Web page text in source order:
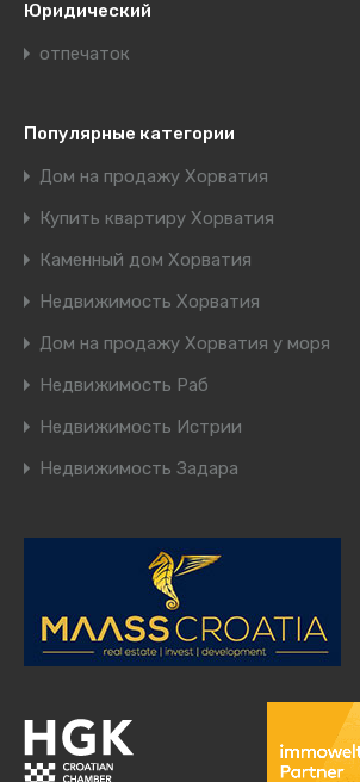
Юридический
отпечаток
Популярные категории
Дом на продажу Хорватия
Купить квартиру Хорватия
Каменный дом Хорватия
Недвижимость Хорватия
Дом на продажу Хорватия у моря
Недвижимость Раб
Недвижимость Истрии
Недвижимость Задара